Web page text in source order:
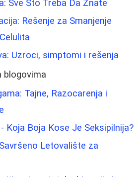
Sve Što Treba Da Znate
Rešenje za Smanjenje
Uzroci, simptomi i rešenja
blogovima
Tajne, Razocarenja i
Koja Boja Kose Je Seksipilnija?
Letovalište za